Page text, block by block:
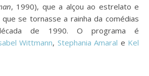
, 1990), que a alçou ao estrelato e
se tornasse a rainha da comédias
de 1990. O programa é
Wittmann, Stephania Amaral e Kel